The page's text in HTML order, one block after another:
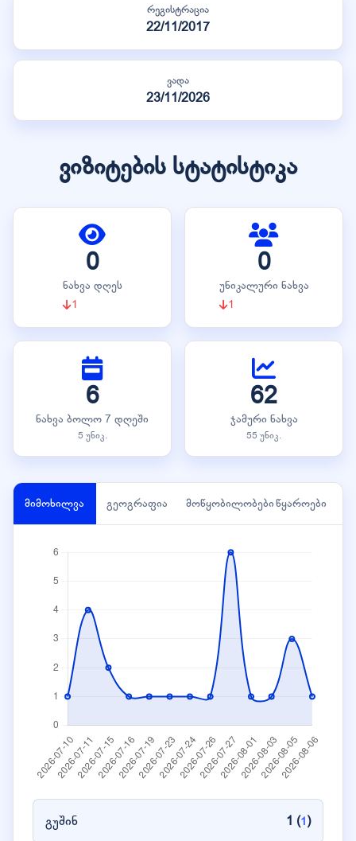
რეგისტრაცია
22/11/2017
ვადა
23/11/2026
ვიზიტების სტატისტიკა
0
ნახვა დღეს
1
0
უნიკალური ნახვა
1
6
ნახვა ბოლო 7 დღეში
5 უნიკ.
62
ჯამური ნახვა
55 უნიკ.
მიმოხილვა გეოგრაფია მოწყობილობებიწყაროები
გუშინ 1 (1)